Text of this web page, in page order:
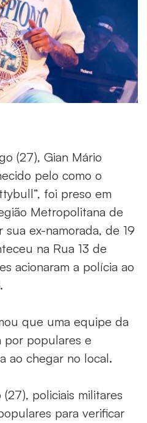
(27), Gian Mário
pelo como o
foi preso em
Metropolitana de
sua ex-namorada, de 19
na Rua 13 de
acionaram a polícia ao
que uma equipe da
por populares e
ao chegar no local.
policiais militares
para verificar